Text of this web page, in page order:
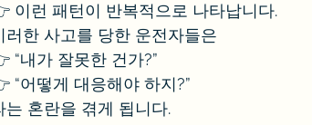
이런 패턴이 반복적으로 나타납니다.
러한 사고를 당한 운전자들은
“내가 잘못한 건가?”
“어떻게 대응해야 하지?”
는 혼란을 겪게 됩니다.